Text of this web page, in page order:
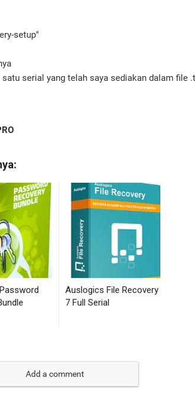
setup"
serial yang telah saya sediakan dalam file
Add a comment